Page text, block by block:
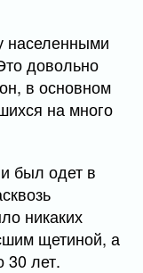
населенными
довольно
в основном
на много
был одет в
никаких
щетиной, а
30 лет.